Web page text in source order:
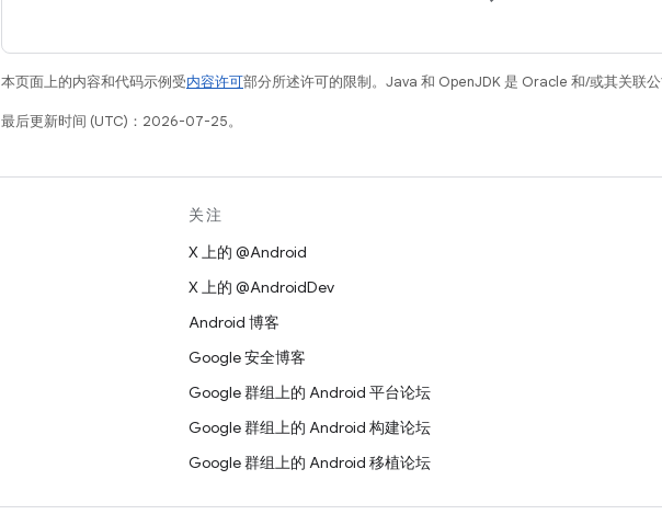
本页面上的内容和代码示例受内容许可部分所述许可的限制。Java 和 OpenJDK 是 Oracle 和/或其关联
最后更新时间 (UTC)：2026-07-25。
关注
X 上的 @Android
X 上的 @AndroidDev
Android 博客
Google 安全博客
Google 群组上的 Android 平台论坛
Google 群组上的 Android 构建论坛
Google 群组上的 Android 移植论坛